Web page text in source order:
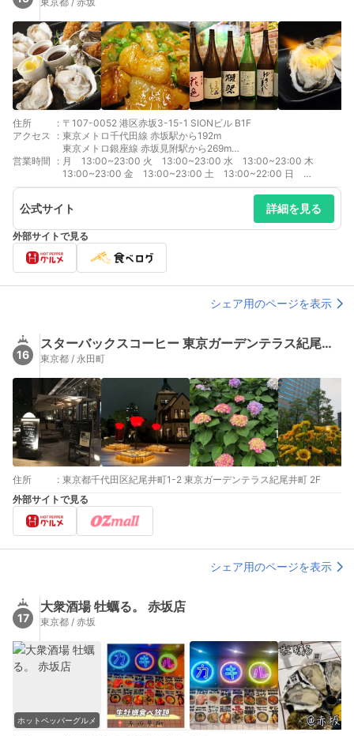
住所 : 〒107-0052 港区赤坂3-15-1 SIONビル B1F
アクセス
: 東京メトロ千代田線 赤坂駅から192m
東京メトロ銀座線 赤坂見附駅から269m
東京メトロ丸ノ内線 赤坂見附駅から269m
東京メトロ南北線 溜池山王駅から408m
営業時間 : 月 13:00~23:00 火 13:00~23:00 水 13:00~23:00 木
13:00~23:00 金 13:00~23:00 土 13:00~22:00 日
13:00~23:00 月～金、祝前日: 13:00～23:00 （料理L.O. 22:00
ドリンクL.O. 22:30） 土、祝日: 13:00～22:00 （料理L.O. 21:00
ドリンクL.O. 21:30） 日: 13:00～23:00 （料理L.O. 21:00 ドリン
公式サイト 詳細を見る
外部サイトで見る
シェア用のページを表示
16
スターバックスコーヒー 東京ガーデンテラス紀尾井町店（STARBUCKS COFFEE）
東京都 / 永田町
住所 : 東京都千代田区紀尾井町1-2 東京ガーデンテラス紀尾井町 2F
外部サイトで見る
シェア用のページを表示
17
大衆酒場 牡蠣る。 赤坂店
東京都 / 赤坂
ホットペッパーグルメ